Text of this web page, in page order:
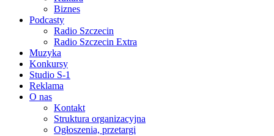
Biznes
Podcasty
Radio Szczecin
Radio Szczecin Extra
Muzyka
Konkursy
Studio S-1
Reklama
O nas
Kontakt
Struktura organizacyjna
Ogłoszenia, przetargi